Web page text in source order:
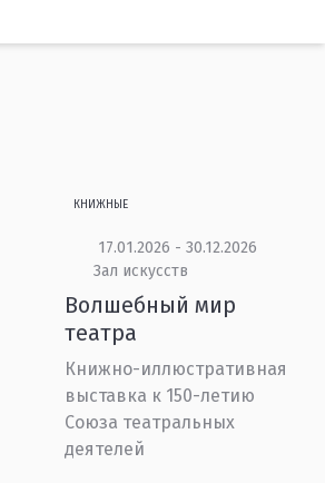
КНИЖНЫЕ
17.01.2026 - 30.12.2026
Зал искусств
Волшебный мир
театра
Книжно-иллюстративная
выставка к 150-летию
Союза театральных
деятелей